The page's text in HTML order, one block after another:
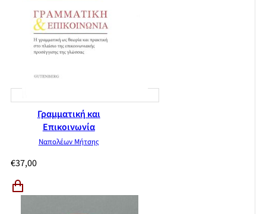
Γραμματική και
Επικοινωνία
Ναπολέων Μήτσης
€37,00